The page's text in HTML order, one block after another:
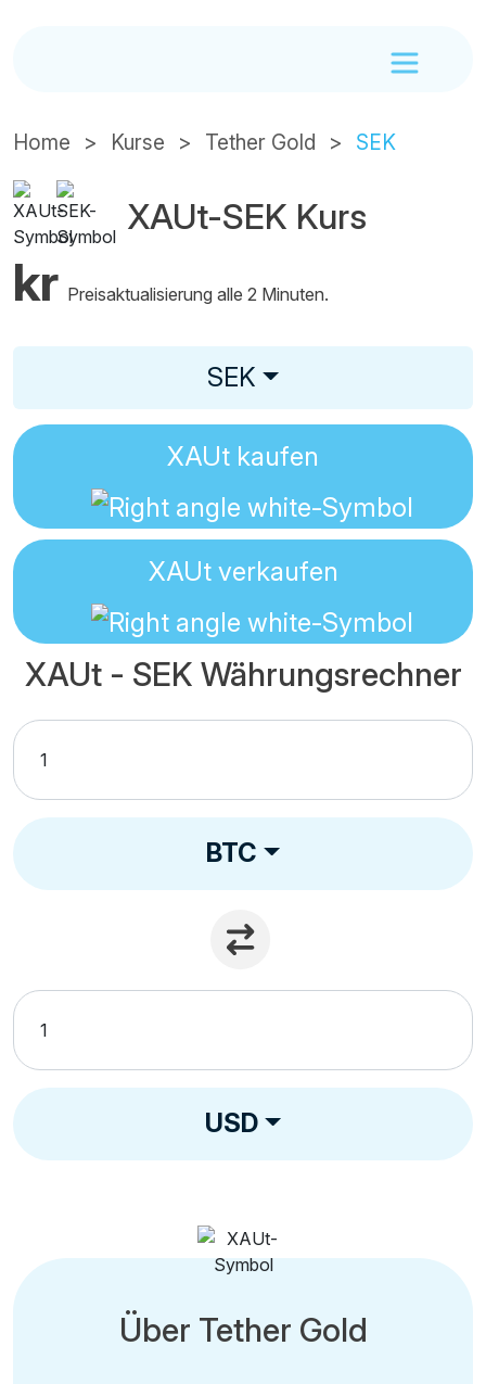
Home Kurse Tether Gold SEK
XAUt-SEK Kurs
kr Preisaktualisierung alle 2 Minuten.
SEK
XAUt kaufen
XAUt verkaufen
XAUt - SEK Währungsrechner
BTC
USD
Über Tether Gold